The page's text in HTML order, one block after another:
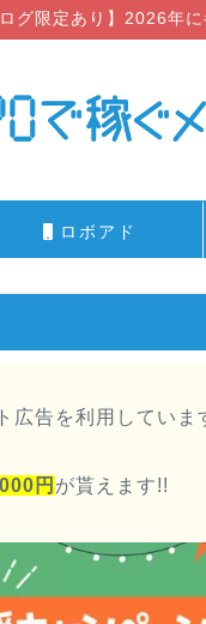
ログ限定あり】2026年
ロボアド
広告を利用していま
円 が貰えます!!